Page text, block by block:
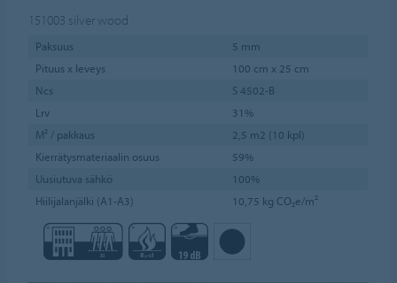
151003 silver wood
Paksuus
5 mm
Pituus x leveys
100 cm x 25 cm
Ncs
S 4502-B
Lrv
31%
M² / pakkaus
2,5 m2 (10 kpl)
Kierrätysmateriaalin osuus
59%
Uusiutuva sähkö
100%
Hiilijalanjälki (A1-A3)
10,75 kg CO₂e/m²